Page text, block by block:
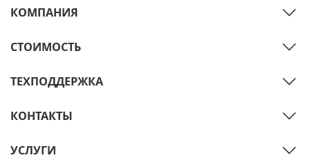
КОМПАНИЯ
СТОИМОСТЬ
ТЕХПОДДЕРЖКА
КОНТАКТЫ
УСЛУГИ